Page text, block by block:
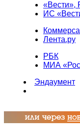
«Вести»,
ИС
Лента.ру
РБК
МИА
Эндаумент